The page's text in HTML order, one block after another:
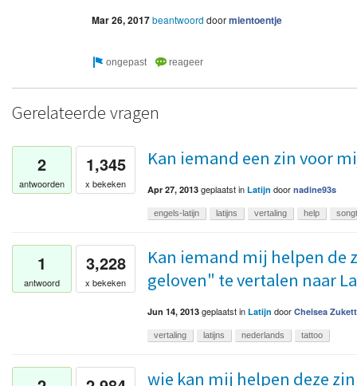
Mar 26, 2017beantwoord doormientoentje
Gerelateerde vragen
2
antwoorden
1,345
x bekeken
Kan iemand een zin voor
Apr 27, 2013 geplaatstin Latijn door nadine93s
engels-latijn latijns vertaling help
1
antwoord
3,228
x bekeken
Kan iemand mij helpen
geloven" te vertalen naar
Jun 14, 2013 geplaatstin Latijn door Chelsea
vertaling latijns nederlands tattoo
wie kan mij helpen deze